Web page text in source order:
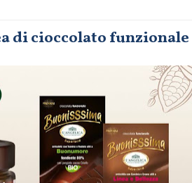
di cioccolato funzionale